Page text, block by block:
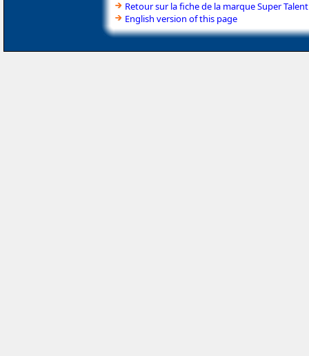
Retour sur la fiche de la marque Super Talent
English version of this page